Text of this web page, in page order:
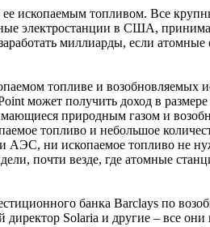
ископаемым топливом. Все
электростанции в США,
миллиарды, если
топливе и возобновляемых
может получить доход в
природным газом и
топливо и небольшое
АЭС, ни ископаемое топливо не
почти везде, где атомные
банка Barclays по
Solaria и другие – все они